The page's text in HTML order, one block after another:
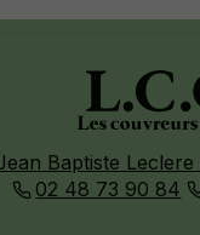
Baptiste Leclere
02 48 73 90 84